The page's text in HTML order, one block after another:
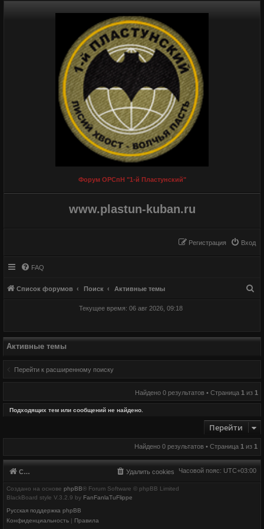
Форум ОРСпН "1-й Пластунский"
www.plastun-kuban.ru
Вход
Регистрация
FAQ
Список форумов Поиск Активные темы
Текущее время: 06 авг 2026, 09:18
Активные темы
Перейти к расширенному поиску
Найдено 0 результатов • Страница 1 из 1
Подходящих тем или сообщений не найдено.
Перейти
Найдено 0 результатов • Страница 1из 1
Список форумов Часовой пояс: UTC+03:00
Удалить cookies
Создано на основе phpBB® Forum Software © phpBB Limited
BlackBoard style V.3.2.9 by FanFanlaTuFlippe
Русская поддержка phpBB
Конфиденциальность | Правила